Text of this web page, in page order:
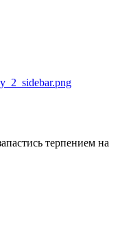
терпением на